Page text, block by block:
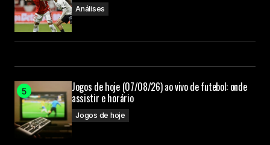
Análises
Jogos de hoje (07/08/26) ao vivo de futebol: onde
assistir e horário
Jogos de hoje